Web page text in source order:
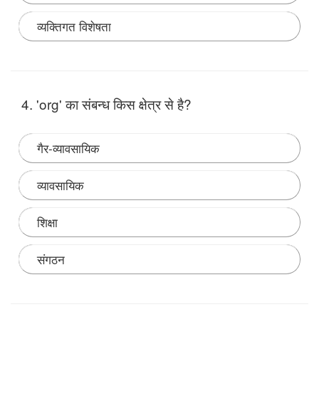
व्यक्तिगत विशेषता
4. 'org' का संबन्ध किस क्षेत्र से है?
गैर-व्यावसायिक
व्यावसायिक
शिक्षा
संगठन